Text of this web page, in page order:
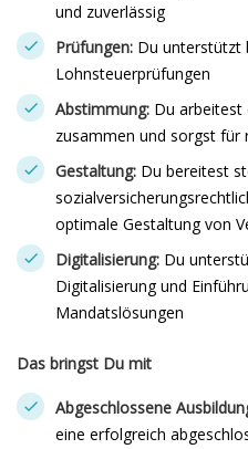
und zuverlässig
Prüfungen: Du unterstützt
Lohnsteuerprüfungen
Abstimmung: Du arbeitest
zusammen und sorgst für
Gestaltung: Du bereitest
optimale Gestaltung von
Digitalisierung: Du
Digitalisierung und
Mandatslösungen
Das bringst Du mit
Abgeschlossene
eine erfolgreich